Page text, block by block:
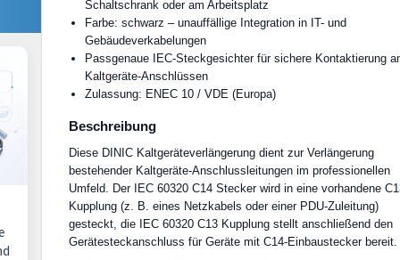
Schaltschrank oder am Arbeitsplatz
Farbe: schwarz – unauffällige Integration in IT- und
Gebäudeverkabelungen
Passgenaue IEC-Steckgesichter für sichere Kontaktierung
Kaltgeräte-Anschlüssen
Zulassung: ENEC 10 / VDE (Europa)
Beschreibung
Diese DINIC Kaltgeräteverlängerung dient zur Verlängerung
bestehender Kaltgeräte-Anschlussleitungen im professionellen
Umfeld. Der IEC 60320 C14 Stecker wird in eine vorhandene
Kupplung (z. B. eines Netzkabels oder einer PDU-Zuleitung)
gesteckt, die IEC 60320 C13 Kupplung stellt anschließend den
Gerätesteckanschluss für Geräte mit C14-Einbaustecker bereit.